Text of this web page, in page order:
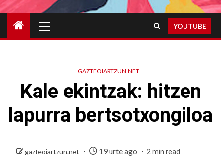
Menu
YOUTUBE
GAZTEOIARTZUN.NET
Kale ekintzak: hitzen
lapurra bertsotxongiloa
gazteoiartzun.net 19 urte ago 2 min read